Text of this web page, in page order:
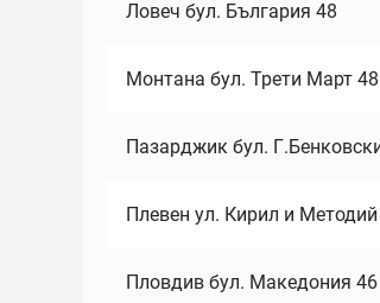
Ловеч бул. България 48
Монтана бул. Трети Март 48
Пазарджик бул.
Плевен ул. Кирил и
Пловдив бул. Македония 46